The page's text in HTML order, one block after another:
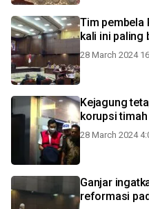
Tim pembela
kali ini paling
28 March 2024
Kejagung
korupsi timah
28 March 2024
Ganjar
reformasi